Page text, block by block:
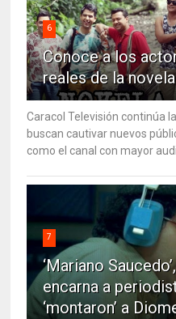
6
Conoce a los
reales de la novela
Caracol Televisión continúa
buscan cautivar nuevos
como el canal con mayor
7
‘Mariano
encarna a
‘montaron’ a